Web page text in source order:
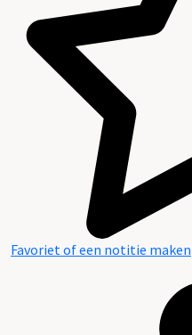
Favoriet of een notitie maken